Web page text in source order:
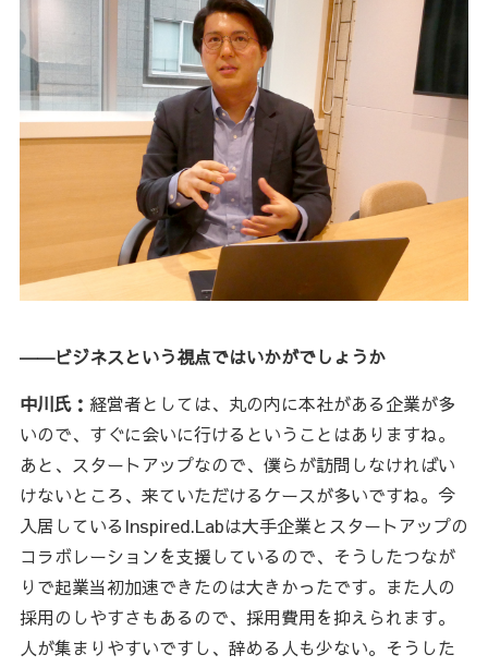
――ビジネスという視点ではいかがでしょうか
中川氏： 経営者としては、丸の内に本社がある企業が多
いので、すぐに会いに行けるということはありますね。
あと、スタートアップなので、僕らが訪問しなければい
けないところ、来ていただけるケースが多いですね。今
入居しているInspired.Labは大手企業とスタートアップの
コラボレーションを支援しているので、そうしたつなが
りで起業当初加速できたのは大きかったです。また人の
採用のしやすさもあるので、採用費用を抑えられます。
人が集まりやすいですし、辞める人も少ない。そうした